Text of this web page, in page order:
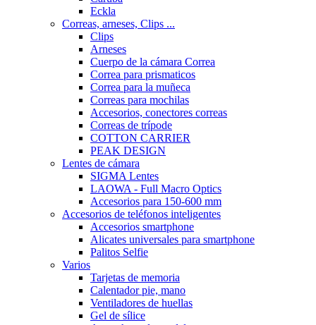
Eckla
Correas, arneses, Clips ...
Clips
Arneses
Cuerpo de la cámara Correa
Correa para prismaticos
Correa para la muñeca
Correas para mochilas
Accesorios, conectores correas
Correas de trípode
COTTON CARRIER
PEAK DESIGN
Lentes de cámara
SIGMA Lentes
LAOWA - Full Macro Optics
Accesorios para 150-600 mm
Accesorios de teléfonos inteligentes
Accesorios smartphone
Alicates universales para smartphone
Palitos Selfie
Varios
Tarjetas de memoria
Calentador pie, mano
Ventiladores de huellas
Gel de sílice